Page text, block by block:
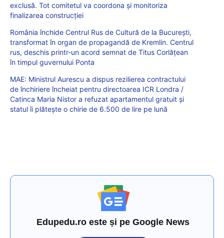
exclusă. Tot comitetul va coordona și monitoriza
finalizarea construcției
România închide Centrul Rus de Cultură de la București,
transformat în organ de propagandă de Kremlin. Centrul
rus, deschis printr-un acord semnat de Titus Corlățean
în timpul guvernului Ponta
MAE: Ministrul Aurescu a dispus rezilierea contractului
de închiriere încheiat pentru directoarea ICR Londra /
Catinca Maria Nistor a refuzat apartamentul gratuit și
statul îi plătește o chirie de 6.500 de lire pe lună
Edupedu.ro este și pe Google News